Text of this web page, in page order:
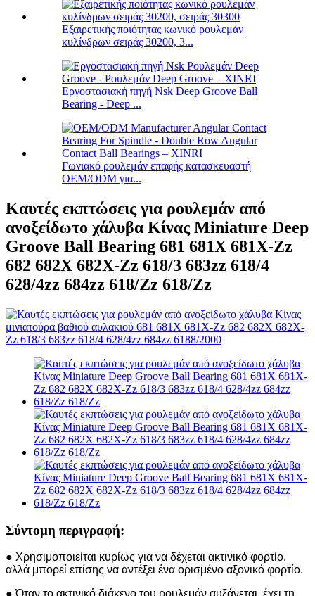
Εξαιρετικής ποιότητας κωνικό ρουλεμάν
κυλίνδρων σειράς 30200, 3...
Εργοστασιακή πηγή Nsk Deep Groove Ball
Bearing - Deep ...
Γωνιακό ρουλεμάν επαφής κατασκευαστή
OEM/ODM για...
Καυτές εκπτώσεις για ρουλεμάν από
ανοξείδωτο χάλυβα Κίνας Miniature Deep
Groove Ball Bearing 681 681X 681X-Zz
682 682X 682X-Zz 618/3 683zz 618/4
628/4zz 684zz 618/Zz 618/Zz
Σύντομη περιγραφή:
● Χρησιμοποιείται κυρίως για να δέχεται ακτινικό φορτίο,
αλλά μπορεί επίσης να αντέξει ένα ορισμένο αξονικό φορτίο.